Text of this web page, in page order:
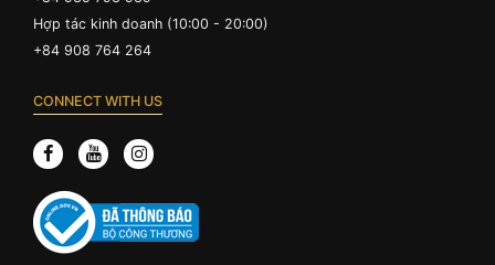
Hợp tác kinh doanh (10:00 - 20:00)
+84 908 764 264
CONNECT WITH US